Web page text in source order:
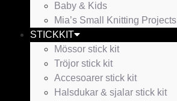
Baby & Kids
Mia’s Small Knitting Projects
STICKKIT
Mössor stick kit
Tröjor stick kit
Accesoarer stick kit
Halsdukar & sjalar stick kit